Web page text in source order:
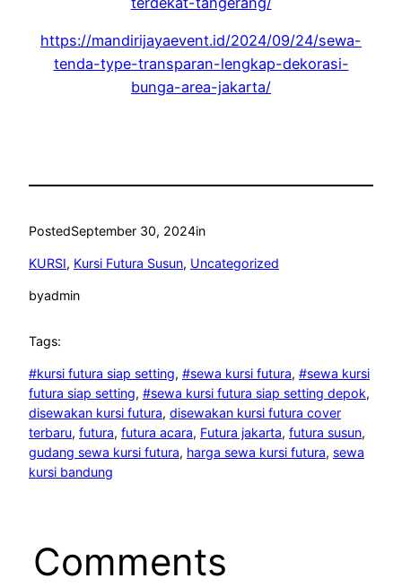
https://mandirijayaevent.id/2024/09/24/sewa-
tenda-type-transparan-lengkap-dekorasi-
bunga-area-jakarta/
PostedSeptember 30, 2024in
KURSI, Kursi Futura Susun, Uncategorized
byadmin
Tags:
#kursi futura siap setting, #sewa kursi futura, #sewa kursi
futura siap setting, #sewa kursi futura siap setting depok
disewakan kursi futura, disewakan kursi futura cover
terbaru, futura, futura acara, Futura jakarta, futura susun
gudang sewa kursi futura, harga sewa kursi futura, sewa
kursi bandung
Comments